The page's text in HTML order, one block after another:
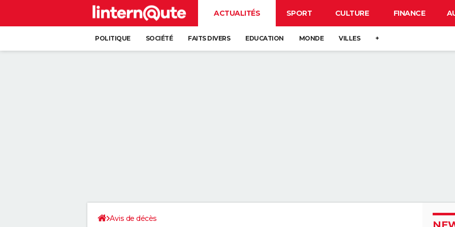
ACTUALITÉS SPORT CULTURE FINANCE
POLITIQUE SOCIÉTÉ FAITS DIVERS EDUCATION MONDE VILLES +
Avis de décès